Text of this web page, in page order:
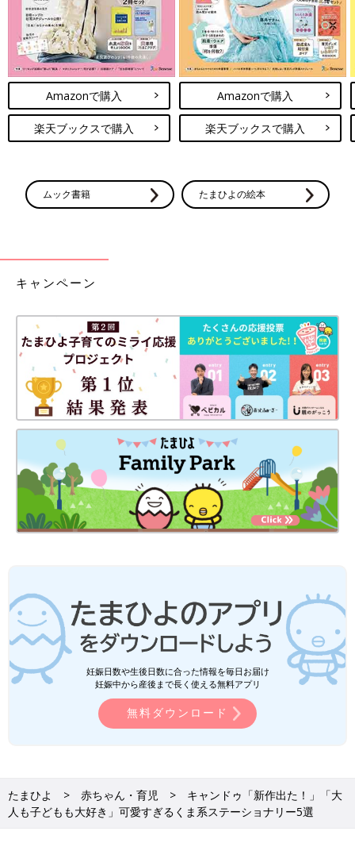
Amazonで購入
楽天ブックスで購入
Amazonで購入
楽天ブックスで購入
ムック書籍 たまひよの絵本
キャンペーン
妊娠日数や生後日数に合った情報を毎日お届け
妊娠中から産後まで長く使える無料アプリ
無料ダウンロード
たまひよ 赤ちゃん・育児
キャンドゥ「新作出た！」「大
人も子どもも大好き」可愛すぎるくま系ステーショナリー5選